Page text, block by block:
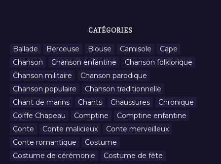
CATÉGORIES
Ballade Berceuse Blouse Camisole
Cape
Chanson
Chanson enfantine
Chanson folklorique
Chanson militaire
Chanson parodique
Chanson populaire
Chanson traditionnelle
Chant de marins
Chants Chaussures
Chronique
Coiffe Chapeau
Comptine
Comptine enfantine
Conte
Conte malicieux
Conte merveilleux
Conte romantique
Costume
Costume de cérémonie
Costume de fête